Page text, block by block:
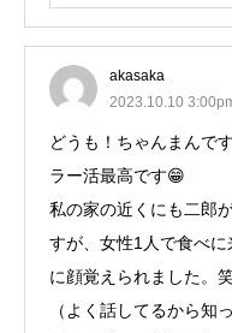
akasaka
2023.10.10
どうも！ちゃんまんです
ラー活最高です😁
私の家の近くにも二郎
すが、女性1人で食べ
に顔覚えられました。
（よく話してるから知